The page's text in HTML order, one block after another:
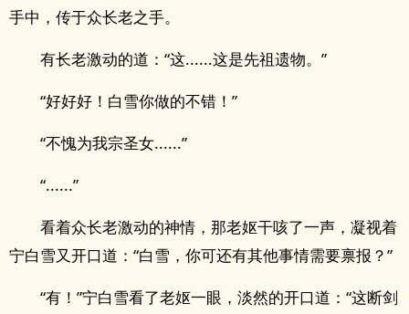
手中，传于众长老之手。
有长老激动的道：“这......这是先祖遗物。”
“好好好！白雪你做的不错！”
“不愧为我宗圣女......”
“......”
看着众长老激动的神情，那老妪干咳了一声，凝视着
宁白雪又开口道：“白雪，你可还有其他事情需要禀报？”
“有！”宁白雪看了老妪一眼，淡然的开口道：“这断剑